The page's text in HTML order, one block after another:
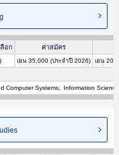
อก ค่าสมัคร
เยน 35,000 (ประจำปี 2026) เยน
Computer Systems Information Science